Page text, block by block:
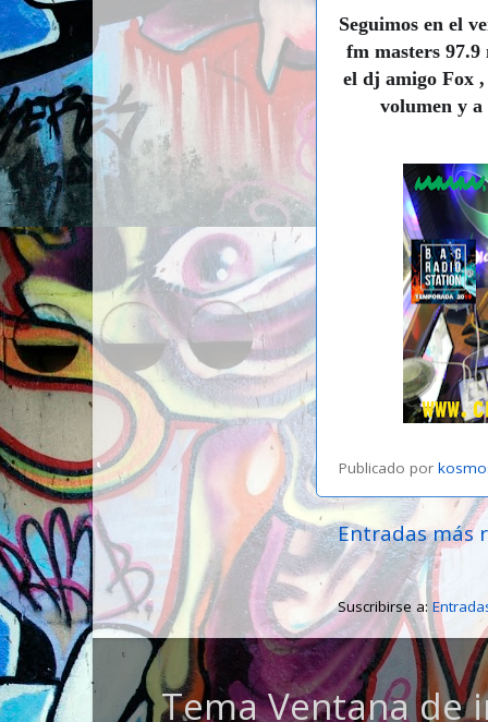
Seguimos en el
fm masters
el dj amigo Fox
volumen y
Publicado por
Entradas más
Suscribirse a:
Tema Ventana de